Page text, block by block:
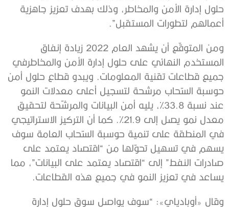
حلول إدارة الأمن والمخاطر، وذلك بهدف تعزيز جاهزية
أعمالهم لتطورات المستقبل”.
ومن المتوقّع أن يشهد العام 2022 زيادة إنفاق
المستخدم النهائي على حلول إدارة الأمن والمخاطرفي
جميع قطاعات تقنية المعلومات. ويبدو قطاع حلول أمن
حوسبة السّحاب مرشحة لتسجيل أعلى معدلات النمو
عند نسبة 33.8%، يليه أمن البيانات والمرشّحة لتحقيق
معدل نمو يصل إلى 21.9%. كما أن التركيز الاستراتيجي
في المنطقة على تنمية حوسبة السّحاب العامة سوف
يسهم في تسهيل تحوّلها من “اقتصاد يعتمد على
صادرات النفط” إلى “اقتصاد يعتمد على البيانات”، مما
يساعد في تعزيز النمو في جميع هذه القطاعات.
وقال «أوبادياي»: “سوف يواصل سوق حلول إدارة